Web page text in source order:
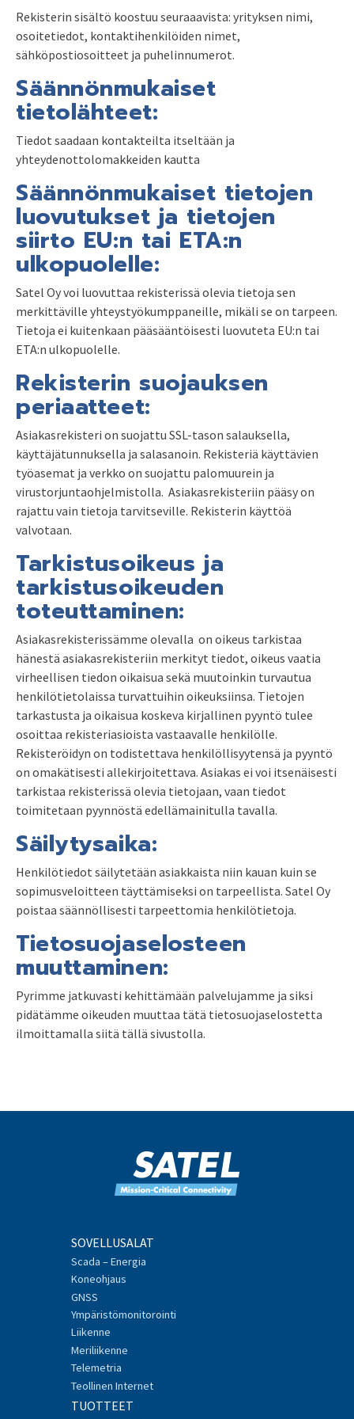
Rekisterin sisältö koostuu seuraaavista: yrityksen nimi,
osoitetiedot, kontaktihenkilöiden nimet,
sähköpostiosoitteet ja puhelinnumerot.
Säännönmukaiset
tietolähteet:
Tiedot saadaan kontakteilta itseltään ja
yhteydenottolomakkeiden kautta
Säännönmukaiset tietojen
luovutukset ja tietojen
siirto EU:n tai ETA:n
ulkopuolelle:
Satel Oy voi luovuttaa rekisterissä olevia tietoja sen
merkittäville yhteystyökumppaneille, mikäli se on tarpeen.
Tietoja ei kuitenkaan pääsääntöisesti luovuteta EU:n tai
ETA:n ulkopuolelle.
Rekisterin suojauksen
periaatteet:
Asiakasrekisteri on suojattu SSL-tason salauksella,
käyttäjätunnuksella ja salasanoin. Rekisteriä käyttävien
työasemat ja verkko on suojattu palomuurein ja
virustorjuntaohjelmistolla. Asiakasrekisteriin pääsy on
rajattu vain tietoja tarvitseville. Rekisterin käyttöä
valvotaan.
Tarkistusoikeus ja
tarkistusoikeuden
toteuttaminen:
Asiakasrekisterissämme olevalla on oikeus tarkistaa
hänestä asiakasrekisteriin merkityt tiedot, oikeus vaatia
virheellisen tiedon oikaisua sekä muutoinkin turvautua
henkilötietolaissa turvattuihin oikeuksiinsa. Tietojen
tarkastusta ja oikaisua koskeva kirjallinen pyyntö tulee
osoittaa rekisteriasioista vastaavalle henkilölle.
Rekisteröidyn on todistettava henkilöllisyytensä ja pyyntö
on omakätisesti allekirjoitettava. Asiakas ei voi itsenäisesti
tarkistaa rekisterissä olevia tietojaan, vaan tiedot
toimitetaan pyynnöstä edellämainitulla tavalla.
Säilytysaika:
Henkilötiedot säilytetään asiakkaista niin kauan kuin se
sopimusveloitteen täyttämiseksi on tarpeellista. Satel Oy
poistaa säännöllisesti tarpeettomia henkilötietoja.
Tietosuojaselosteen
muuttaminen:
Pyrimme jatkuvasti kehittämään palvelujamme ja siksi
pidätämme oikeuden muuttaa tätä tietosuojaselostetta
ilmoittamalla siitä tällä sivustolla.
SOVELLUSALAT
Scada – Energia
Koneohjaus
GNSS
Ympäristömonitorointi
Liikenne
Meriliikenne
Telemetria
Teollinen Internet
TUOTTEET